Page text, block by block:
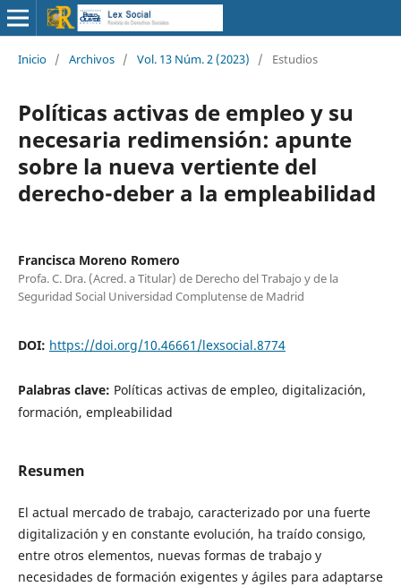
Inicio / Archivos / Vol. 13 Núm. 2 (2023) / Estudios
Políticas activas de empleo y su
necesaria redimensión: apunte
sobre la nueva vertiente del
derecho-deber a la empleabilidad
Francisca Moreno Romero
Profa. C. Dra. (Acred. a Titular) de Derecho del Trabajo y de la
Seguridad Social Universidad Complutense de Madrid
DOI: https://doi.org/10.46661/lexsocial.8774
Palabras clave: Políticas activas de empleo, digitalización,
formación, empleabilidad
Resumen
El actual mercado de trabajo, caracterizado por una fuerte
digitalización y en constante evolución, ha traído consigo,
entre otros elementos, nuevas formas de trabajo y
necesidades de formación exigentes y ágiles para adaptarse